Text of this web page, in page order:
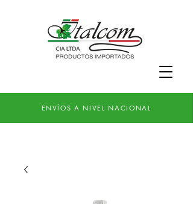
ENVÍOS A NIVEL NACIONAL